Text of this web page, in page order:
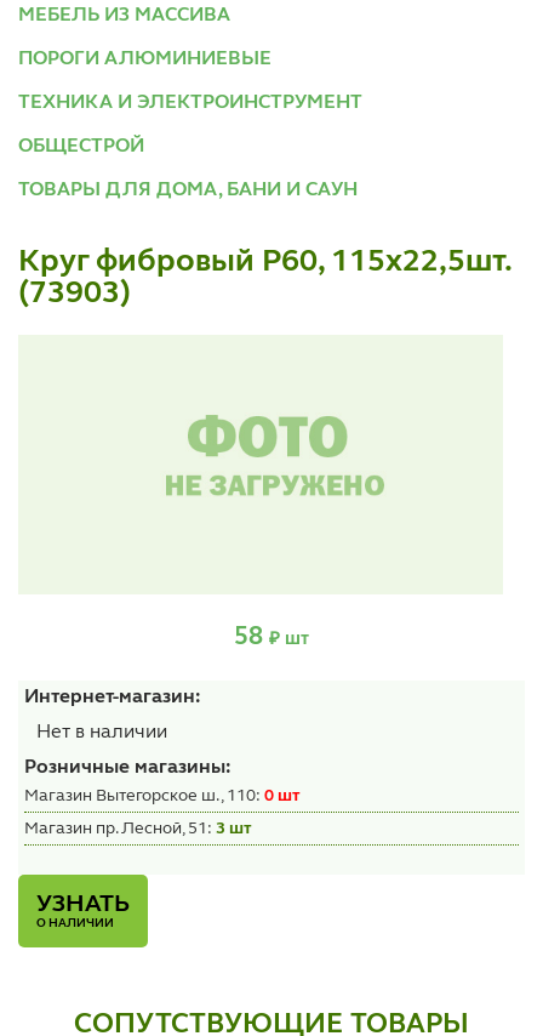
МЕБЕЛЬ ИЗ МАССИВА
ПОРОГИ АЛЮМИНИЕВЫЕ
ТЕХНИКА И ЭЛЕКТРОИНСТРУМЕНТ
ОБЩЕСТРОЙ
ТОВАРЫ ДЛЯ ДОМА, БАНИ И САУН
Круг фибровый Р60, 115х22,5шт.
(73903)
58 ₽ шт
Интернет-магазин:
Нет в наличии
Розничные магазины:
Магазин Вытегорское ш., 110: 0 шт
Магазин пр. Лесной, 51: 3 шт
УЗНАТЬ
О НАЛИЧИИ
СОПУТСТВУЮЩИЕ ТОВАРЫ